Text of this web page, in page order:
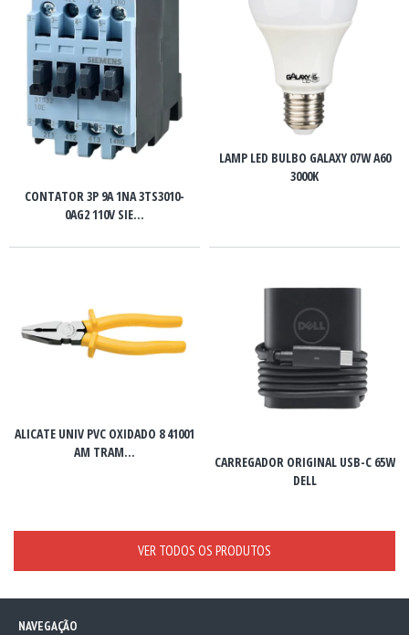
CONTATOR 3P 9A 1NA 3TS3010-
0AG2 110V SIE...
LAMP LED BULBO GALAXY 07W A60
3000K
ALICATE UNIV PVC OXIDADO 8 41001
AM TRAM...
CARREGADOR ORIGINAL USB-C 65W
DELL
VER TODOS OS PRODUTOS
NAVEGAÇÃO